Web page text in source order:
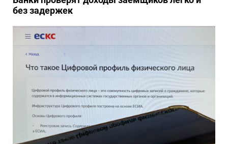
без задержек